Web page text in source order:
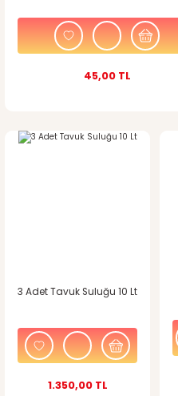
45,00 TL
3 Adet Tavuk Suluğu 10 Lt
1.350,00 TL